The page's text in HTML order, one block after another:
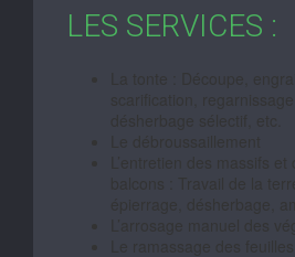
LES SERVICES :